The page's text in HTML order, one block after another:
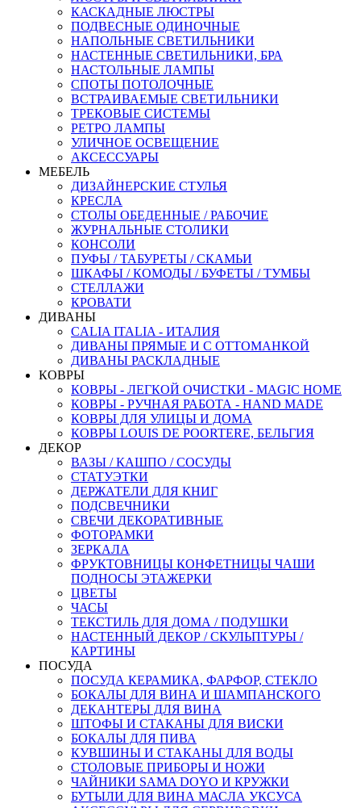
КАСКАДНЫЕ ЛЮСТРЫ
ПОДВЕСНЫЕ ОДИНОЧНЫЕ
НАПОЛЬНЫЕ СВЕТИЛЬНИКИ
НАСТЕННЫЕ СВЕТИЛЬНИКИ, БРА
НАСТОЛЬНЫЕ ЛАМПЫ
СПОТЫ ПОТОЛОЧНЫЕ
ВСТРАИВАЕМЫЕ СВЕТИЛЬНИКИ
ТРЕКОВЫЕ СИСТЕМЫ
РЕТРО ЛАМПЫ
УЛИЧНОЕ ОСВЕЩЕНИЕ
АКСЕССУАРЫ
МЕБЕЛЬ
ДИЗАЙНЕРСКИЕ СТУЛЬЯ
КРЕСЛА
СТОЛЫ ОБЕДЕННЫЕ / РАБОЧИЕ
ЖУРНАЛЬНЫЕ СТОЛИКИ
КОНСОЛИ
ПУФЫ / ТАБУРЕТЫ / СКАМЬИ
ШКАФЫ / КОМОДЫ / БУФЕТЫ / ТУМБЫ
СТЕЛЛАЖИ
КРОВАТИ
ДИВАНЫ
CALIA ITALIA - ИТАЛИЯ
ДИВАНЫ ПРЯМЫЕ И С ОТТОМАНКОЙ
ДИВАНЫ РАСКЛАДНЫЕ
КОВРЫ
КОВРЫ - ЛЕГКОЙ ОЧИСТКИ - MAGIC HOME
КОВРЫ - РУЧНАЯ РАБОТА - HAND MADE
КОВРЫ ДЛЯ УЛИЦЫ И ДОМА
КОВРЫ LOUIS DE POORTERE, БЕЛЬГИЯ
ДЕКОР
ВАЗЫ / КАШПО / СОСУДЫ
СТАТУЭТКИ
ДЕРЖАТЕЛИ ДЛЯ КНИГ
ПОДСВЕЧНИКИ
СВЕЧИ ДЕКОРАТИВНЫЕ
ФОТОРАМКИ
ЗЕРКАЛА
ФРУКТОВНИЦЫ КОНФЕТНИЦЫ ЧАШИ
ПОДНОСЫ ЭТАЖЕРКИ
ЦВЕТЫ
ЧАСЫ
ТЕКСТИЛЬ ДЛЯ ДОМА / ПОДУШКИ
НАСТЕННЫЙ ДЕКОР / СКУЛЬПТУРЫ /
КАРТИНЫ
ПОСУДА
ПОСУДА КЕРАМИКА, ФАРФОР, СТЕКЛО
БОКАЛЫ ДЛЯ ВИНА И ШАМПАНСКОГО
ДЕКАНТЕРЫ ДЛЯ ВИНА
ШТОФЫ И СТАКАНЫ ДЛЯ ВИСКИ
БОКАЛЫ ДЛЯ ПИВА
КУВШИНЫ И СТАКАНЫ ДЛЯ ВОДЫ
СТОЛОВЫЕ ПРИБОРЫ И НОЖИ
ЧАЙНИКИ SAMA DOYO И КРУЖКИ
БУТЫЛИ ДЛЯ ВИНА МАСЛА УКСУСА